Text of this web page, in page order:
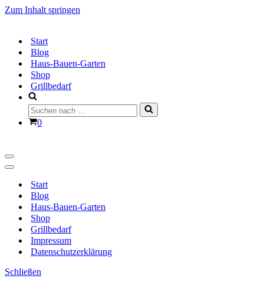
Zum Inhalt springen
Start
Blog
Haus-Bauen-Garten
Shop
Grillbedarf
Suchen
nach …
Warenkorb
0
Navigationsmenü
Navigationsmenü
Start
Blog
Haus-Bauen-Garten
Shop
Grillbedarf
Impressum
Datenschutzerklärung
Schließen